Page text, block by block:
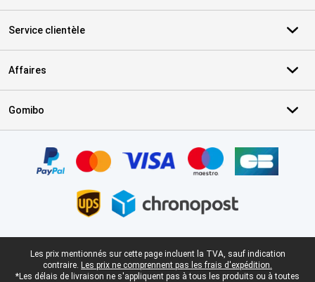
Service clientèle
Affaires
Gomibo
Pied-de-page légal
Les prix mentionnés sur cette page incluent la TVA, sauf indication
contraire. Les prix ne comprennent pas les frais d'expédition.
*Les délais de livraison ne s'appliquent pas à tous les produits ou à toutes